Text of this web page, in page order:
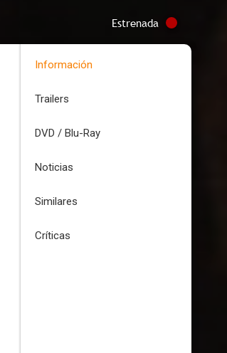
Estrenada
Información
Trailers
DVD / Blu-Ray
Noticias
Similares
Críticas